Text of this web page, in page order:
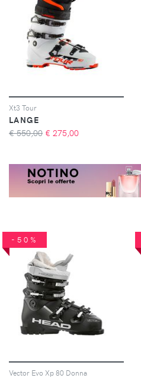
Xt3 Tour
LANGE
€ 550,00 € 275,00
-50%
Vector Evo Xp 80 Donna